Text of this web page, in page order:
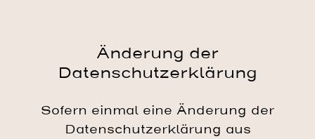
Änderung der
Datenschutzerklärung
Sofern einmal eine Änderung der
Datenschutzerklärung aus